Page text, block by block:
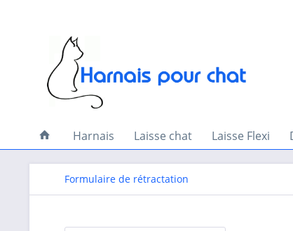
Harnais Laisse chat Laisse Flexi
Formulaire de rétractation